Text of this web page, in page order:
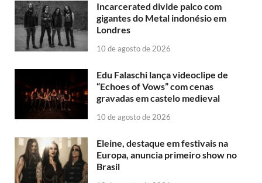
Incarcerated divide palco com
gigantes do Metal indonésio em
Londres
10 de agosto de 2026
Edu Falaschi lança videoclipe de
“Echoes of Vows” com cenas
gravadas em castelo medieval
10 de agosto de 2026
Eleine, destaque em festivais na
Europa, anuncia primeiro show no
Brasil